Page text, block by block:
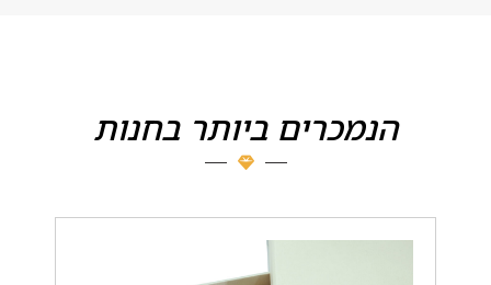
הנמכרים ביותר בחנות